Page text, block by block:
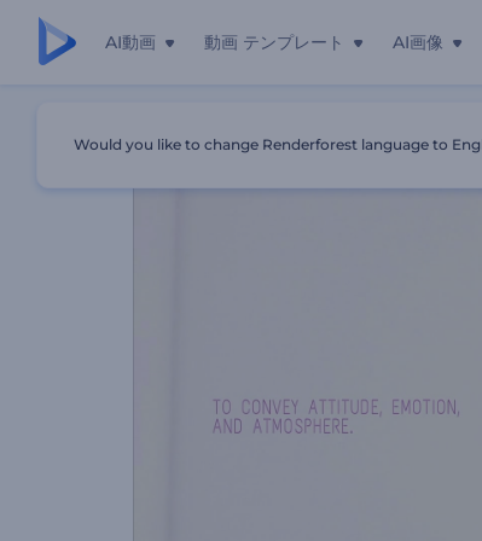
AI動画 動画 テンプレート AI画像
Would you like to change Renderforest language to